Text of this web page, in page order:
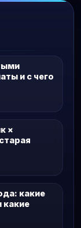
и с чего
×
какие